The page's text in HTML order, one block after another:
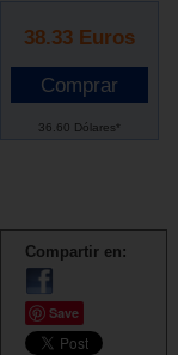
38.33 Euros
36.60 Dólares*
Compartir en:
Save